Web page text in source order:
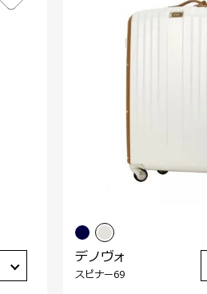
デノヴォ
スピナー69